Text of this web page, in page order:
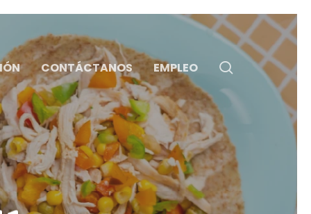
CONTÁCTANOS EMPLEO search